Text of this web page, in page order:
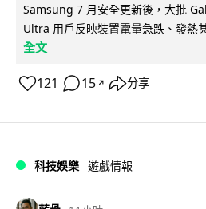
Samsung 7 月安全更新後，大批
Ultra 用戶反映裝置電量急跌、發熱
全文
121 15 ↗ 分享
科技娛樂 遊戲情報